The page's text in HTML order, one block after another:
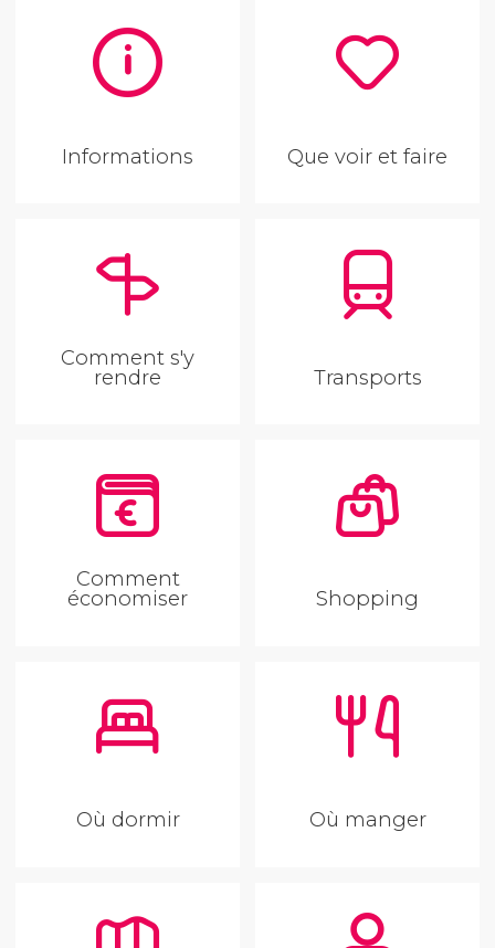
Informations Que voir et faire
Comment s'y
rendre Transports
Comment
économiser Shopping
Où dormir Où manger